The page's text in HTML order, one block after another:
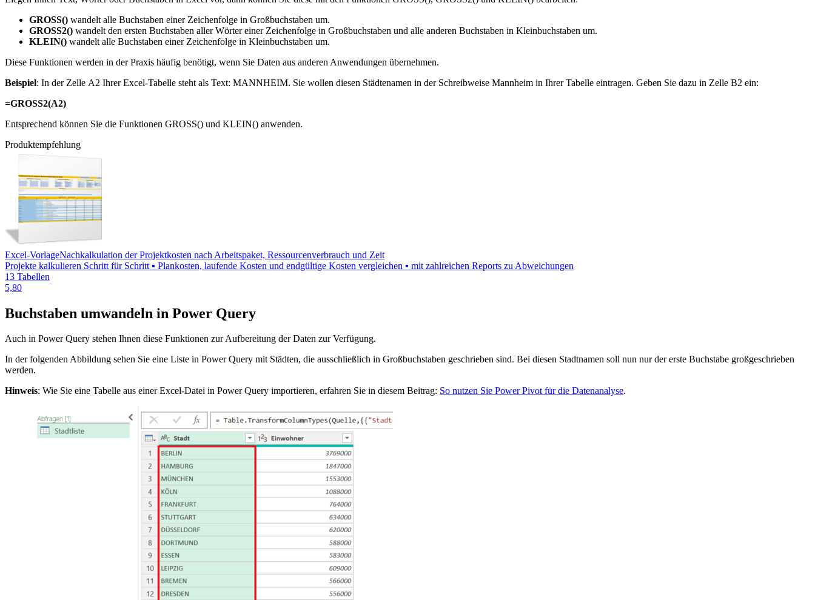
GROSS() wandelt alle Buchstaben einer Zeichenfolge in Großbuchstaben um.
GROSS2() wandelt den ersten Buchstaben aller Wörter einer Zeichenfolge in Großbuchstaben und alle anderen Buchstaben in Kleinbuchstaben um.
KLEIN() wandelt alle Buchstaben einer Zeichenfolge in Kleinbuchstaben um.
Diese Funktionen werden in der Praxis häufig benötigt, wenn Sie Daten aus anderen Anwendungen übernehmen.
Beispiel: In der Zelle A2 Ihrer Excel-Tabelle steht als Text: MANNHEIM. Sie wollen diesen Städtenamen in der Schreibweise Mannheim in Ihrer Tabelle eintragen. Geben Sie dazu in Zelle B2 ein:
=GROSS2(A2)
Entsprechend können Sie die Funktionen GROSS() und KLEIN() anwenden.
Produktempfehlung
Excel-VorlageNachkalkulation der Projektkosten nach Arbeitspaket, Ressourcenverbrauch und Zeit
Projekte kalkulieren Schritt für Schritt ▪ Plankosten, laufende Kosten und endgültige Kosten vergleichen ▪ mit zahlreichen Reports zu Abweichungen
13 Tabellen
5,80
Buchstaben umwandeln in Power Query
Auch in Power Query stehen Ihnen diese Funktionen zur Aufbereitung der Daten zur Verfügung.
In der folgenden Abbildung sehen Sie eine Liste in Power Query mit Städten, die ausschließlich in Großbuchstaben geschrieben sind. Bei diesen Stadtnamen soll nun nur der erste Buchstabe großgeschrieben
werden.
Hinweis: Wie Sie eine Tabelle aus einer Excel-Datei in Power Query importieren, erfahren Sie in diesem Beitrag: So nutzen Sie Power Pivot für die Datenanalyse.